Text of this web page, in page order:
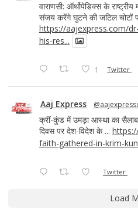
वाराणसी: ऑर्थोपेडिक्स के
संजय करेंगे घुटने की जटिल चोटों
https://aajexpress.com/
his-res...
1 Twitter
Aaj Express
क्रीं-कुंड में उमड़ा आस्था का सैलाब:
दिवस पर देश-विदेश के ...
faith-gathered-in-krim-
Twitter
Load